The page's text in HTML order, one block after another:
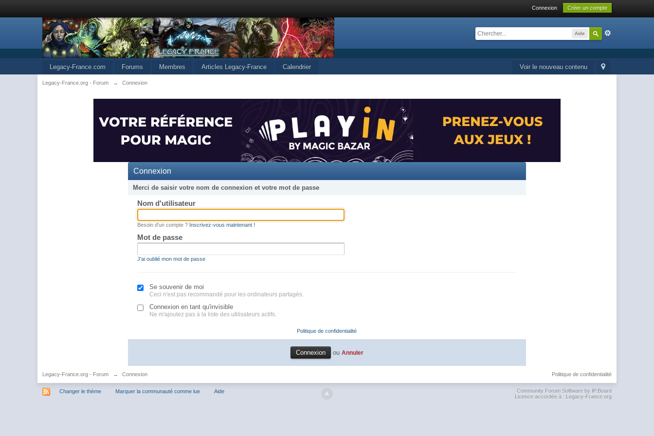
Connexion Créer un compte
Aide
Voir le nouveau contenu
Legacy-France.com Forums Membres Articles Legacy-France Calendrier
Legacy-France.org - Forum → Connexion
Connexion
Merci de saisir votre nom de connexion et votre mot de passe
Nom d'utilisateur
Besoin d'un compte ? Inscrivez-vous maintenant !
Mot de passe
J'ai oublié mon mot de passe
Se souvenir de moi
Ceci n'est pas recommandé pour les ordinateurs partagés.
Connexion en tant qu'invisible
Ne m'ajoutez pas à la liste des utilisateurs actifs.
Politique de confidentialité
ou Annuler
Legacy-France.org - Forum → Connexion Politique de confidentialité
Changer le thème Marquer la communauté comme lue Aide
Community Forum Software by IP.Board
Licence accordée à : Legacy-France.org